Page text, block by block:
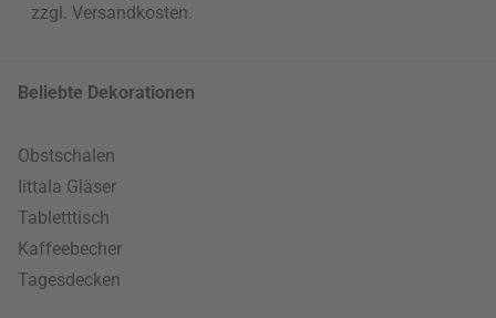
zzgl. Versandkosten
Beliebte Dekorationen
Obstschalen
Iittala Gläser
Tabletttisch
Kaffeebecher
Tagesdecken